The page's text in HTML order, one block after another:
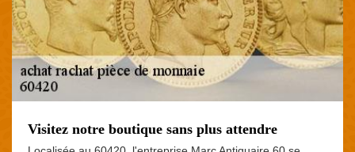
Visitez notre boutique sans plus attendre